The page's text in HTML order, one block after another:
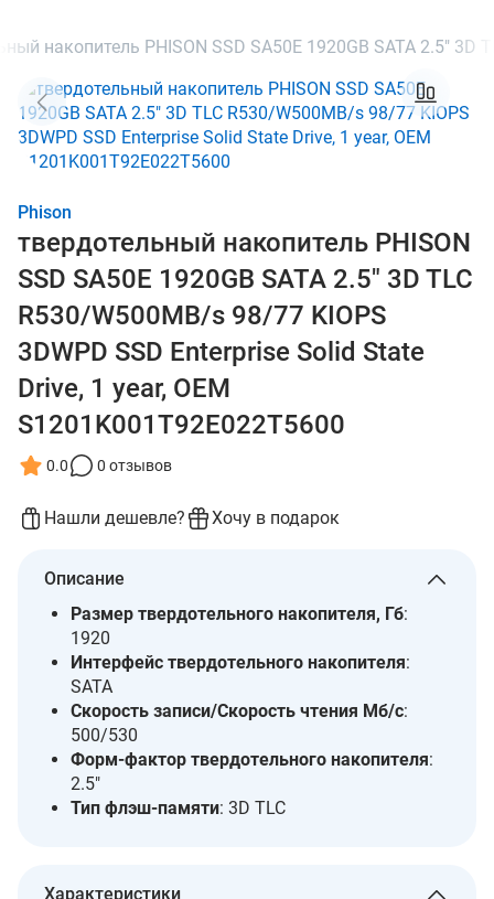
накопитель PHISON SSD SA50E 1920GB SATA 2.5"
Phison
твердотельный накопитель PHISON
SSD SA50E 1920GB SATA 2.5" 3D TLC
R530/W500MB/s 98/77 KIOPS
3DWPD SSD Enterprise Solid State
Drive, 1 year, OEM
S1201K001T92E022T5600
0.0 0 отзывов
Нашли дешевле? Хочу в подарок
Описание
Размер твердотельного накопителя, Гб:
1920
Интерфейс твердотельного накопителя:
SATA
Скорость записи/Скорость чтения Мб/с:
500/530
Форм-фактор твердотельного накопителя:
2.5"
Тип флэш-памяти: 3D TLC
Характеристики